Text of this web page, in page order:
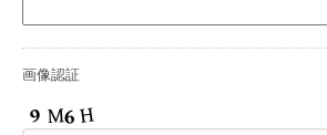
画像認証